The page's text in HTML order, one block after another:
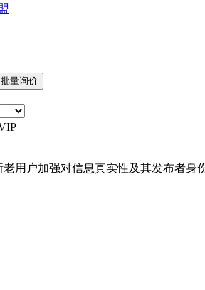
老用户加强对信息真实性及其发布者身